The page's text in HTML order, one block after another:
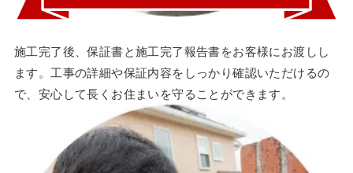
施工完了後、保証書と施工完了報告書をお客様にお渡しし
ます。工事の詳細や保証内容をしっかり確認いただけるの
で、安心して長くお住まいを守ることができます。